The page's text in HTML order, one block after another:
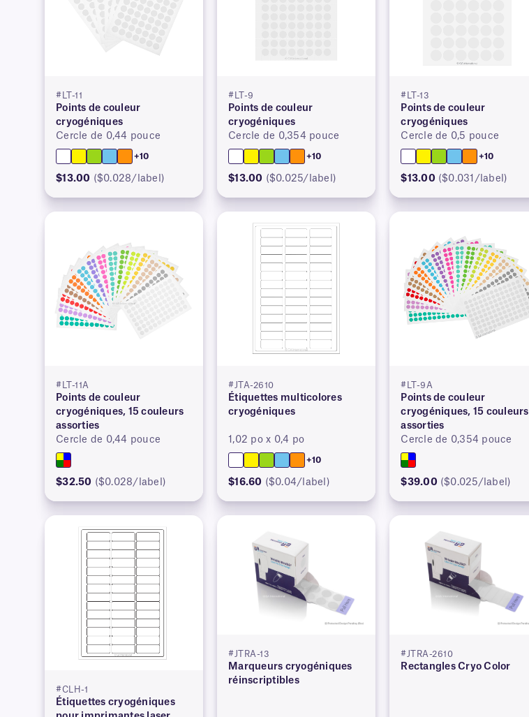
#LT-11
Points de couleur
cryogéniques
Cercle de 0,44 pouce
+10
$13.00 ($0.028/label)
#LT-9
Points de couleur
cryogéniques
Cercle de 0,354 pouce
+10
$13.00 ($0.025/label)
#LT-13
Points de couleur
cryogéniques
Cercle de 0,5 pouce
+10
$13.00 ($0.031/label)
#LT-11A
Points de couleur
cryogéniques, 15 couleurs
assorties
Cercle de 0,44 pouce
$32.50 ($0.028/label)
#JTA-2610
Étiquettes multicolores
cryogéniques
1,02 po x 0,4 po
+10
$16.60 ($0.04/label)
#LT-9A
Points de couleur
cryogéniques, 15 couleurs
assorties
Cercle de 0,354 pouce
$39.00 ($0.025/label)
#CLH-1
Étiquettes cryogéniques
#JTRA-13
Marqueurs cryogéniques
réinscriptibles
#JTRA-2610
Rectangles Cryo Color